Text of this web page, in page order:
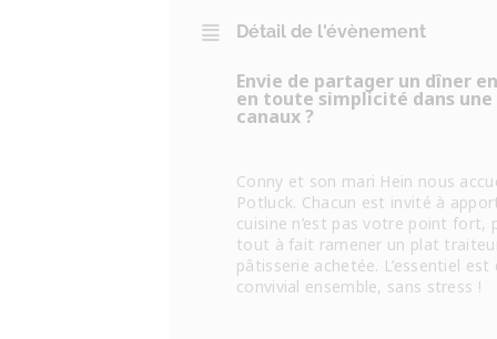
Détail de l'évènement
Envie de partager un dîner
en toute simplicité dans
canaux ?
Conny et son mari Hein nous
Potluck. Chacun est invité à
cuisine n’est pas votre point fort,
tout à fait ramener un plat
pâtisserie achetée. L’essentiel
convivial ensemble, sans stress !